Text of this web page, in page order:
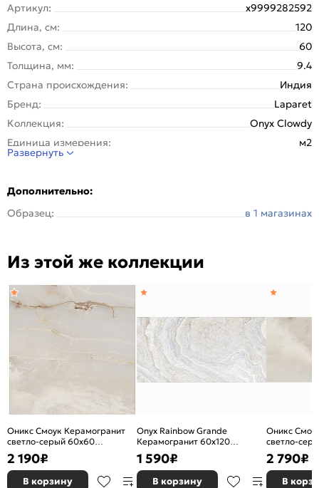
Артикул:
х9999282592
Длина, см:
120
Высота, см:
60
Толщина, мм:
9.4
Страна происхождения:
Индия
Бренд:
Laparet
Коллекция:
Onyх Clowdy
Единица измерения:
м2
Назначение:
Покрытие:
Вес упаковки (кг):
28.3
Вес на 1 кв. м:
Рисунок:
Количество шт. в упаковке:
2
Область применения:
Для ванной
Морозоустойчивость:
Нет
Цвет:
Износостойкость:
Развернуть
Дополнительно:
Образец:
в 1 магазинах
Из этой же коллекции
Оникс Смоук Керамогранит
светло-серый 60х60
полированный
2 190₽
В корзину
Onyx Rainbow Grande
Керамогранит 60х120
Полированный
1 590₽
В корзину
Оникс
светло-
2 790₽
В